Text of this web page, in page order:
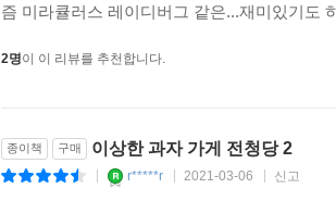
즘 미라큘러스 레이디버그 같은...재미있기도
2명이 이 리뷰를 추천합니다.
종이책 구매 이상한 과자 가게 전청당 2
r*****r 2021-03-06 신고